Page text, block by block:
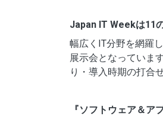
Japan IT Weekは11
幅広くIT分野を網羅
展示会となっていま
り・導入時期の打合
『ソフトウェア＆